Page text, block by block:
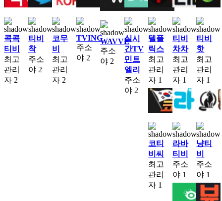
콕콕
티비
최고
관리
자 2
티비
착
주소
야 2
코무
비
최고
관리
자 2
TVING
주소
야 2
WAVVE
주소
야 2
실시
간TV
민트
엘리
주소
야 2
텔플
릭스
최고
관리
자 1
티비
차차
최고
관리
자 1
티비
핫
최고
관리
자 1
코티
비씨
최고
관리
자 1
라바
티비
주소
야 1
냥티
비
주소
야 1